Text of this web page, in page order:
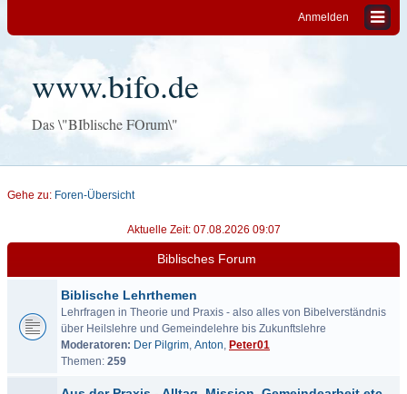
Anmelden
www.bifo.de
Das \"BIblische FOrum\"
Gehe zu: Foren-Übersicht
Aktuelle Zeit: 07.08.2026 09:07
Biblisches Forum
Biblische Lehrthemen
Lehrfragen in Theorie und Praxis - also alles von Bibelverständnis
über Heilslehre und Gemeindelehre bis Zukunftslehre
Moderatoren: Der Pilgrim, Anton, Peter01
Themen: 259